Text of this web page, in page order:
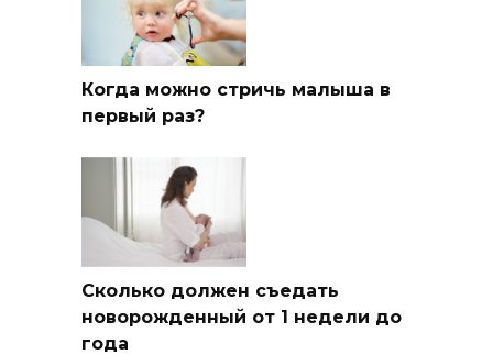
Когда можно стричь малыша в
первый раз?
Сколько должен съедать
новорожденный от 1 недели до
года